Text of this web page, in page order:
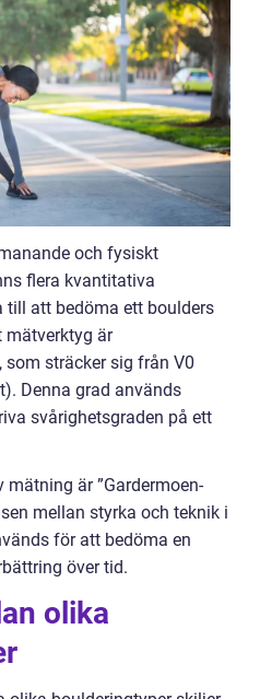
och fysiskt
flera kvantitativa
att bedöma ett boulders
mätverktyg är
som sträcker sig från V0
Denna grad används
svårighetsgraden på ett
är ”Gardermoen-
mellan styrka och teknik i
för att bedöma en
över tid.
olika